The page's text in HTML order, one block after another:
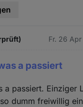
Fr. 26
a passiert
a passiert. Einziger
dumm freiwillig